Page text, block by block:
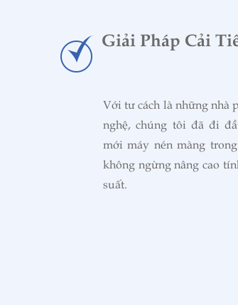
Giải Pháp Cải
Với tư cách là những nhà
nghệ, chúng tôi đã đi
mới máy nén màng
không ngừng nâng cao
suất.